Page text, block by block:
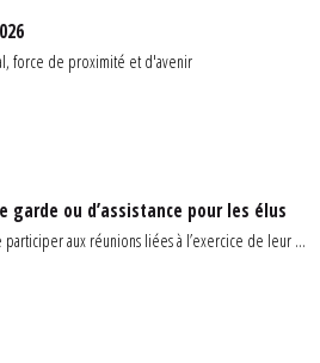
force de proximité et d'avenir
garde ou d’assistance pour les élus
aux réunions liées à l’exercice de leur ...